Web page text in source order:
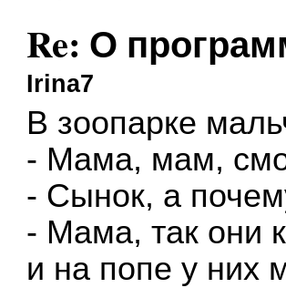
Re: О
Irina7
В зоопарке
- Мама, мам,
- Сынок, а
- Мама, так они
и на попе у них